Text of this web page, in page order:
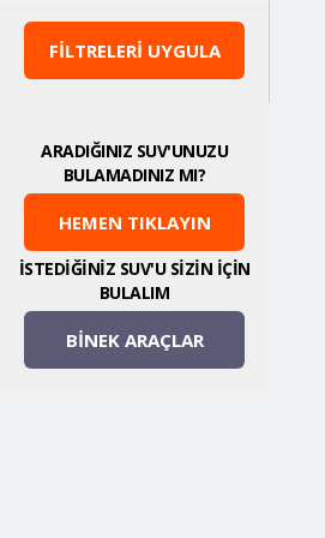
FİLTRELERİ UYGULA
ARADIĞINIZ SUV'UNUZU
BULAMADINIZ MI?
HEMEN TIKLAYIN
İSTEDİĞİNİZ SUV'U SİZİN İÇİN
BULALIM
BİNEK ARAÇLAR